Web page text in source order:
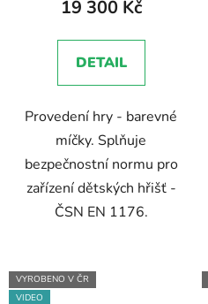
19 300 Kč
DETAIL
Provedení hry - barevné
míčky. Splňuje
bezpečnostní normu pro
zařízení dětských hřišť -
ČSN EN 1176.
VYROBENO V ČR
VIDEO